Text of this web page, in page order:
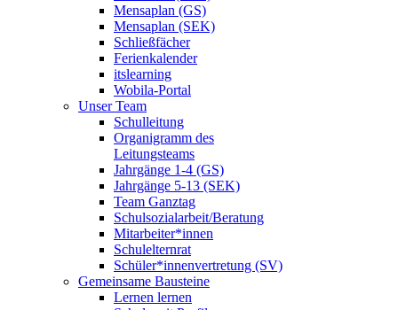
Mensaplan (GS)
Mensaplan (SEK)
Schließfächer
Ferienkalender
itslearning
Wobila-Portal
Unser Team
Schulleitung
Organigramm des
Leitungsteams
Jahrgänge 1-4 (GS)
Jahrgänge 5-13 (SEK)
Team Ganztag
Schulsozialarbeit/Beratung
Mitarbeiter*innen
Schulelternrat
Schüler*innenvertretung (SV)
Gemeinsame Bausteine
Lernen lernen